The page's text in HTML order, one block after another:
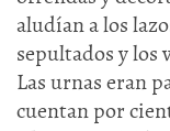
aludían a los
sepultados y los
Las urnas eran
cuentan por